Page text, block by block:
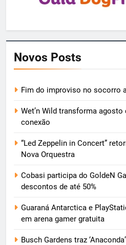
Novos Posts
Fim do improviso no socorro
Wet’n Wild transforma
conexão
“Led Zeppelin in Concert”
Nova Orquestra
Cobasi participa do GoldeN
descontos de até 50%
Guaraná Antarctica e
em arena gamer gratuita
Busch Gardens traz